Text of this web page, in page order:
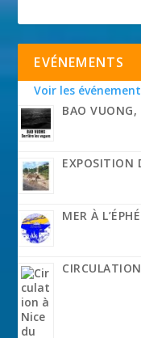
EVÉNEMENTS
Voir les
BAO VUONG,
EXPOSITION
MER À